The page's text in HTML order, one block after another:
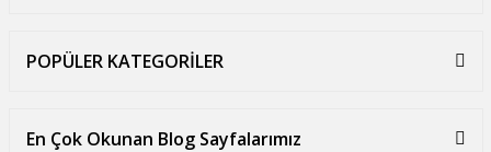
POPÜLER KATEGORİLER
En Çok Okunan Blog Sayfalarımız